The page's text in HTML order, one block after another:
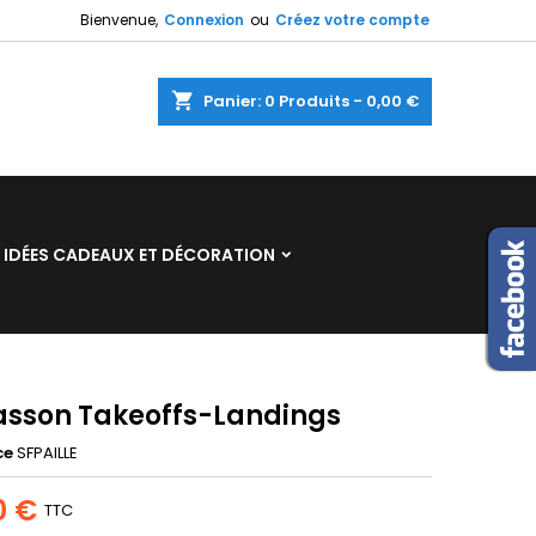
Bienvenue, Connexion ou Créez votre compte
shopping_cart Panier: 0 Produits - 0,00 €
IDÉES CADEAUX ET DÉCORATION
Takeoffs-Landings
SFPAILLE
€ TTC